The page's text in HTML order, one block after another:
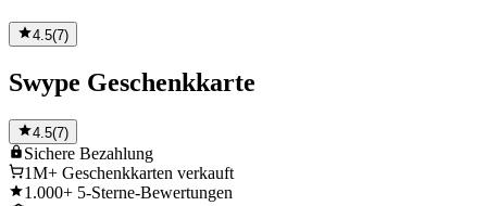
4.5(7)
Swype Geschenkkarte
4.5(7)
Sichere Bezahlung
1M+ Geschenkkarten verkauft
1.000+ 5-Sterne-Bewertungen